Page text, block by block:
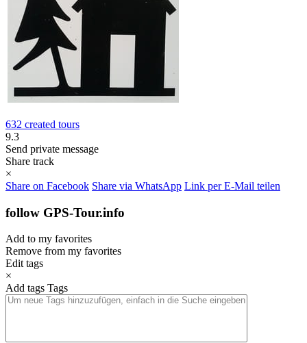
632 created tours
9.3
Send private message
Share track
×
Share on Facebook Share via WhatsApp Link per E-Mail teilen
follow GPS-Tour.info
Add to my favorites
Remove from my favorites
Edit tags
×
Add tags Tags